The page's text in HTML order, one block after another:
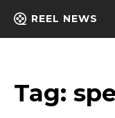
REEL NEWS
Tag: